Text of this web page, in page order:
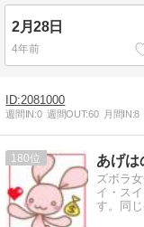
2月28日
4年前
2081000
週間IN:0 週間OUT:60 月間IN:8
180 あげは
ズボラ
イ・ス
す。同